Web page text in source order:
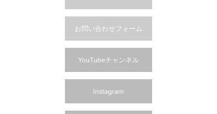
お問い合わせフォーム
YouTubeチャンネル
Instagram